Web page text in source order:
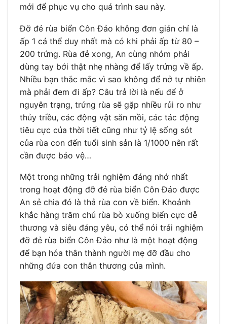
mới để phục vụ cho quá trình sau này.
Đỡ đẻ rùa biển Côn Đảo không đơn giản chỉ là
ấp 1 cá thể duy nhất mà có khi phải ấp từ 80 –
200 trứng. Rùa đẻ xong, An cùng nhóm phải
dùng tay bới thật nhẹ nhàng để lấy trứng về ấp.
Nhiều bạn thắc mắc vì sao không để nở tự nhiên
mà phải đem đi ấp? Câu trả lời là nếu để ở
nguyên trạng, trứng rùa sẽ gặp nhiều rủi ro như
thủy triều, các động vật săn mồi, các tác động
tiêu cực của thời tiết cũng như tỷ lệ sống sót
của rùa con đến tuổi sinh sản là 1/1000 nên rất
cần được bảo vệ…
Một trong những trải nghiệm đáng nhớ nhất
trong hoạt động đỡ đẻ rùa biển Côn Đảo được
An sẻ chia đó là thả rùa con về biển. Khoảnh
khắc hàng trăm chú rùa bò xuống biển cực dễ
thương và siêu đáng yêu, có thể nói trải nghiệm
đỡ đẻ rùa biển Côn Đảo như là một hoạt động
để bạn hóa thân thành người mẹ đỡ đầu cho
những đứa con thân thương của mình.